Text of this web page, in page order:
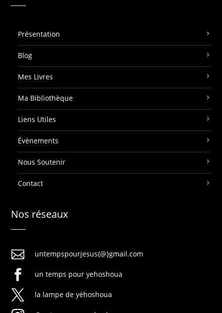
Présentation
Blog
Mes Livres
Ma Bibliothèque
Liens Utiles
Évènements
Nous Soutenir
Contact
Nos réseaux
 untempspourjesus{@}gmail.com
 un temps pour yehoshoua
 la lampe de yéhoshoua